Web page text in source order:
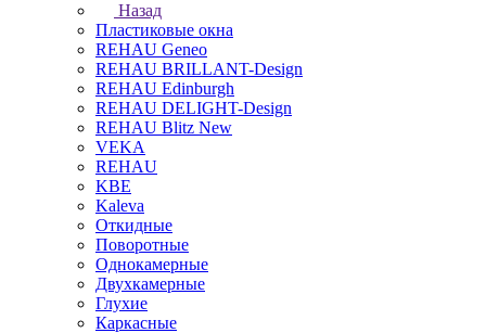
Назад
Пластиковые окна
REHAU Geneo
REHAU BRILLANT-Design
REHAU Edinburgh
REHAU DELIGHT-Design
REHAU Blitz New
VEKA
REHAU
KBE
Kaleva
Откидные
Поворотные
Однокамерные
Двухкамерные
Глухие
Каркасные